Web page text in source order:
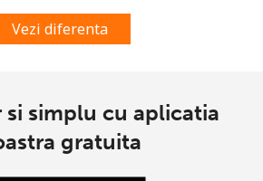
Vezi diferenta
si simplu cu aplicatia
gratuita